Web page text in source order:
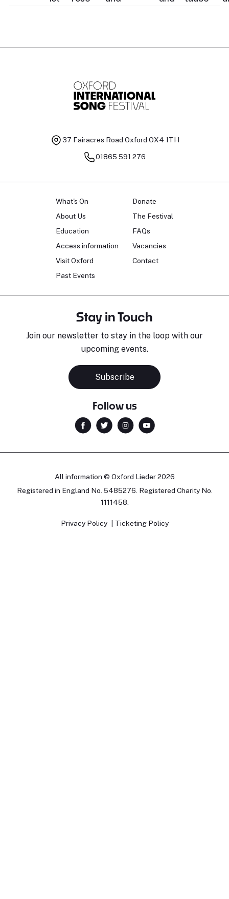
37 Fairacres Road Oxford OX4 1TH
01865 591 276
What's On
About Us
Education
Access information
Visit Oxford
Past Events
Donate
The Festival
FAQs
Vacancies
Contact
Stay in Touch
Join our newsletter to stay in the loop with our
upcoming events.
Subscribe
Follow us
All information © Oxford Lieder 2026
Registered in England No. 5485276. Registered Charity No.
1111458.
Privacy Policy Ticketing Policy